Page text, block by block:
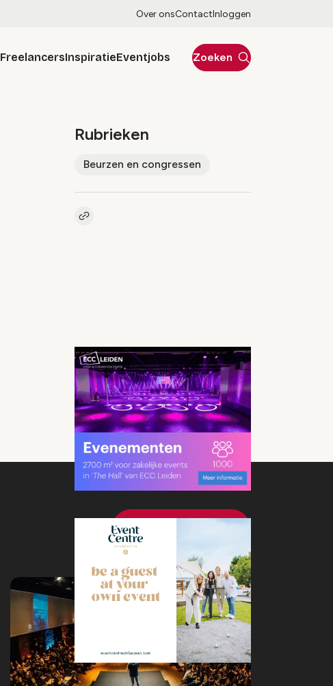
Over onsContactInloggen
FreelancersInspiratieEventjobs Zoeken
Rubrieken
Beurzen en congressen
Kopieer link naar artikel
Bekijk meer nieuws